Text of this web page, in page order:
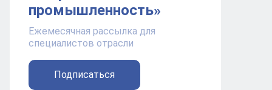
промышленность»
Ежемесячная рассылка для
специалистов отрасли
Подписаться